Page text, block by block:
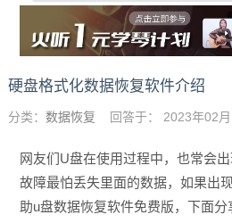
硬盘格式化数据恢复软件介绍
分类： 数据恢复 回答于： 2023年02
网友们U盘在使用过程中，也常会
故障最怕丢失里面的数据，如果出
助u盘数据恢复软件免费版，下面